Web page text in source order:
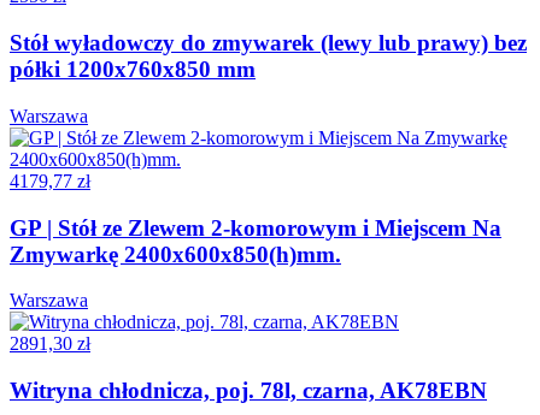
Stół wyładowczy do zmywarek (lewy lub prawy) bez
półki 1200x760x850 mm
Warszawa
4179,77 zł
GP | Stół ze Zlewem 2-komorowym i Miejscem Na
Zmywarkę 2400x600x850(h)mm.
Warszawa
2891,30 zł
Witryna chłodnicza, poj. 78l, czarna, AK78EBN